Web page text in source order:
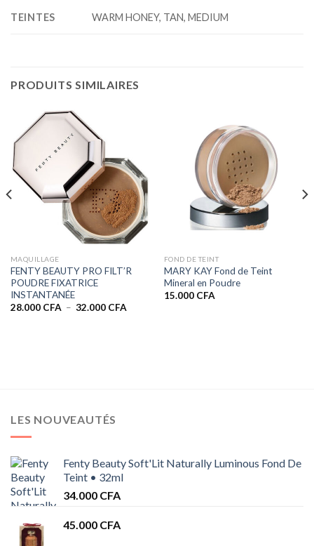
TEINTES WARM HONEY, TAN, MEDIUM
PRODUITS SIMILAIRES
MAQUILLAGE
FENTY BEAUTY PRO FILT’R
POUDRE FIXATRICE
INSTANTANÉE
28.000 CFA – 32.000 CFAPlage
FOND DE TEINT
MARY KAY Fond de Teint
Mineral en Poudre
15.000 CFA
LES NOUVEAUTÉS
Fenty Beauty Soft'Lit Naturally Luminous Fond De
Teint • 32ml
34.000 CFA
45.000 CFA